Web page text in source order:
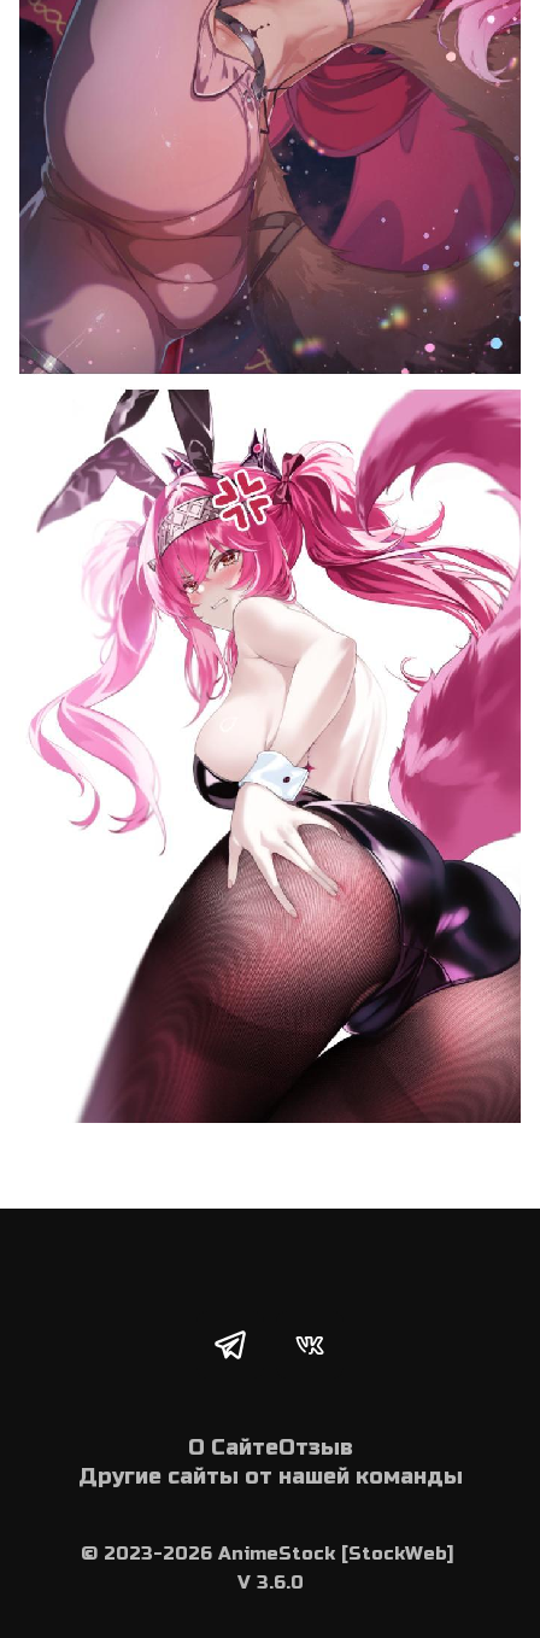
О СайтеОтзыв
Другие сайты от нашей команды
© 2023-2026 AnimeStock [StockWeb]
V 3.6.0